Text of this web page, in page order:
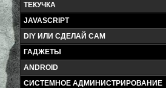
ТЕКУЧКА
JAVASCRIPT
DIY ИЛИ СДЕЛАЙ САМ
ГАДЖЕТЫ
ANDROID
СИСТЕМНОЕ АДМИНИСТРИРОВАНИЕ